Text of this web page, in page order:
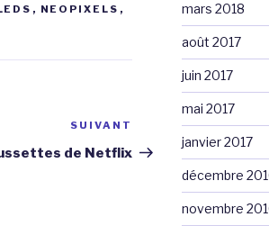
, NEOPIXELS ,
Article
suivant
SUIVANT
de Netflix
mars 2018
août 2017
juin 2017
mai 2017
janvier 2017
décembre
novembre